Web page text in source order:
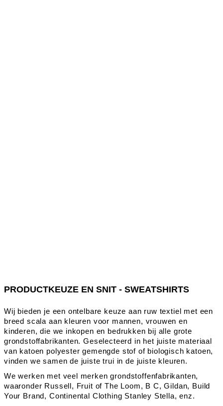
PRODUCTKEUZE EN SNIT - SWEATSHIRTS
Wij bieden je een ontelbare keuze aan ruw textiel met een
breed scala aan kleuren voor mannen, vrouwen en
kinderen, die we inkopen en bedrukken bij alle grote
grondstoffabrikanten. Geselecteerd in het juiste materiaal
van katoen polyester gemengde stof of biologisch katoen,
vinden we samen de juiste trui in de juiste kleuren.
We werken met veel merken grondstoffenfabrikanten,
waaronder Russell, Fruit of The Loom, B C, Gildan, Build
Your Brand, Continental Clothing Stanley Stella, enz.